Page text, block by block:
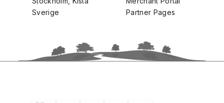
Sverige
Partner Pages